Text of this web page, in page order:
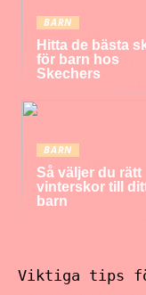
BARN
Hitta de bästa
för barn hos
Skechers
BARN
Så väljer du rätt
vinterskor till
barn
Viktiga tips